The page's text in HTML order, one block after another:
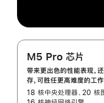
M5 Pro 芯片
带来更出色的性能表现，
存，可胜任更高难度的工作
18 核中央处理器、20 核